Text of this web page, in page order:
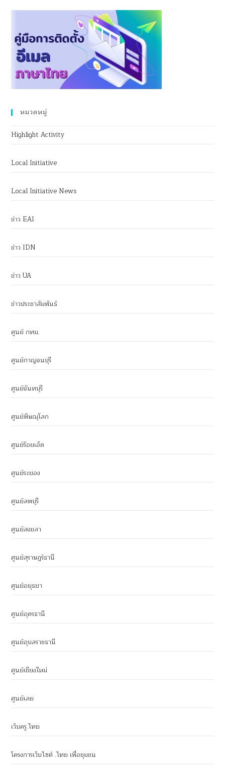
หมวดหมู่
Highlight Activity
Local Initiative
Local Initiative News
ข่าว EAI
ข่าว IDN
ข่าว UA
ข่าวประชาสัมพันธ์
ศูนย์ กทม.
ศูนย์กาญจนบุรี
ศูนย์จันทบุรี
ศูนย์พิษณุโลก
ศูนย์ร้อยเอ็ด
ศูนย์ระยอง
ศูนย์ลพบุรี
ศูนย์สงขลา
ศูนย์สุราษฎร์ธานี
ศูนย์อยุธยา
ศูนย์อุดรธานี
ศูนย์อุบลราชธานี
ศูนย์เชียงใหม่
ศูนย์เลย
เว็บครู.ไทย
โครงการเว็บไซต์ .ไทย เพื่อชุมชน